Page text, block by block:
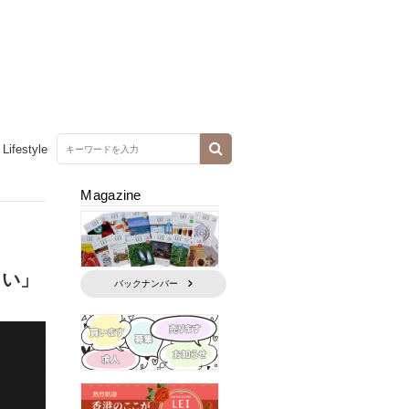
Lifestyle
」
Magazine
バックナンバー